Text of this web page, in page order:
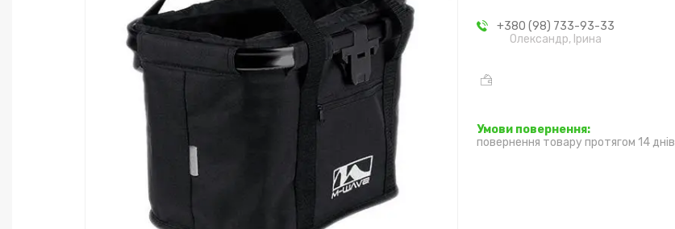
+380 (98) 733-93-33
Олександр, Ірина
повернення товару протягом 14 днів